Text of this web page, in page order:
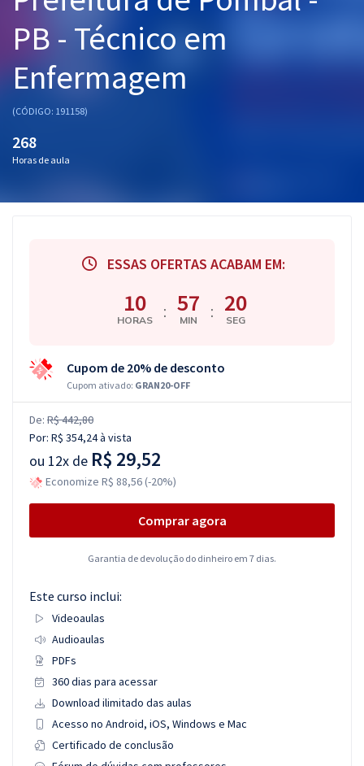
Graduação
OAB
Conteúdo gratuito
PB - Técnico em
Enfermagem
(CÓDIGO: 191158)
268
Horas de aula
ESSAS OFERTAS ACABAM EM:
10
HORAS : 57
MIN : 20
SEG
Cupom de 20% de desconto
Cupom ativado: GRAN20-OFF
De: R$ 442,80
Por: R$ 354,24à vista
ou 12x de R$ 29,52
Economize R$ 88,56 (-20%)
Comprar agora
Garantia de devolução do dinheiro em 7 dias.
Este curso inclui:
Videoaulas
Audioaulas
PDFs
360 dias para acessar
Download ilimitado das aulas
Acesso no Android, iOS, Windows e Mac
Certificado de conclusão